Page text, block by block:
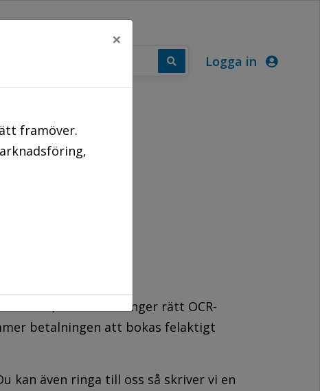
Logga in
och att du anger rätt OCR-
betalningen att bokas felaktigt
kan även ringa till oss så skriver vi en
×
framöver.